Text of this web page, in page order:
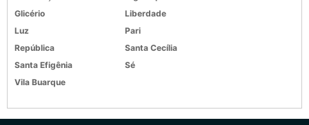
Glicério
Liberdade
Luz
Pari
República
Santa Cecília
Santa Efigênia
Sé
Vila Buarque